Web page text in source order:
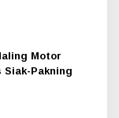
Motor
Pakning